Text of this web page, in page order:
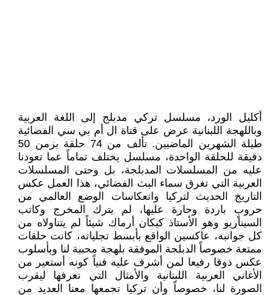
أكليل الورد، مسلسل تركي مدبلج إلى اللغة العربية
وباللهجة اللبنانية عرض على قناة ال أم بي سي الفضائية
طيلة الشهرين الماضيين. تألف من 74 حلقة بزمن 50
دقيقة للحلقة الواحدة، مسلسل يختلف تماماً عما تعودنا
عليه من المسلسلات المدبلجة، بل وحتى المسلسلات
العربية التي تغرق سماء البث الفضائي، هذا العمل عكس
التاريخ الحديث لتركيا وانعكاسات الوضع العالمي من
حروبٍ باردة وحارة عليها، لم يترك المخرج وكاتب
السيناريو وهو الأستاذ كيكان أرماك شيئاً لم يتناولاه من
كل جوانبه، عاكسين الواقع بأبسط تجلياته، كانت حلقات
ممتعة خصوصاً الدبلجة الموفقة بلهجة محببة لنا وبأسلوب
عكس ذوقا رفيعا لمن أشرف عليه فنياً كونه أستعير من
الأغاني العربية اللبنانية والأمثال التي نعرفها ليقرب
الصورة لنا، خصوصاً وأن تركيا تجمعها معنا العديد من